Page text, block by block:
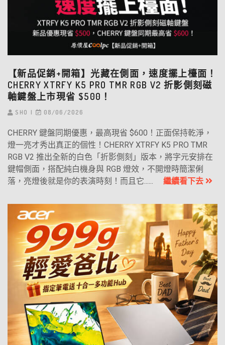
【新品促銷+開箱】光藏在側面，速度擺上檯面！
CHERRY XTRFY K5 PRO TMR RGB V2 折影側刻磁
軸鍵盤上市現省 $500！
SHO 08/06/2026
CHERRY 鍵盤同期優惠，最高現省 $600！正面保持乾淨，
燈一亮才秀出真正的個性！CHERRY XTRFY K5 PRO TMR
RGB V2 推出全新的白色「折影側刻」版本，將字元安排在
鍵帽側面，搭配純白機身與 RGB 燈效，不開燈時簡潔俐
落，亮燈後就是你的表演時刻！而且它...... 繼續看下去